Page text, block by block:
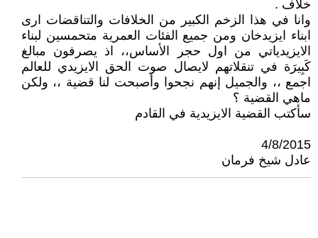
خلاف .
وانا في هذا الزخم الكبير من الخلافات والتناقضات ارى
ابناء ايزيدخان ومن جميع الفئات العمرية متحمسين لبناء
الايزيدياتي من اول حجر الأساس،، اذ يصرفون مبالغ
كَبِيرَة في تنقلاتهم لايصال صوت الحق الايزيدي للعالم
اجمع ،، والجميل إنهم نجحوا وأصبحت لنا قضية ،، ولكن
ماهي القضية ؟
سأكتب القضية الايزيدية في القادم
4/8/2015
عادل شيخ فرمان